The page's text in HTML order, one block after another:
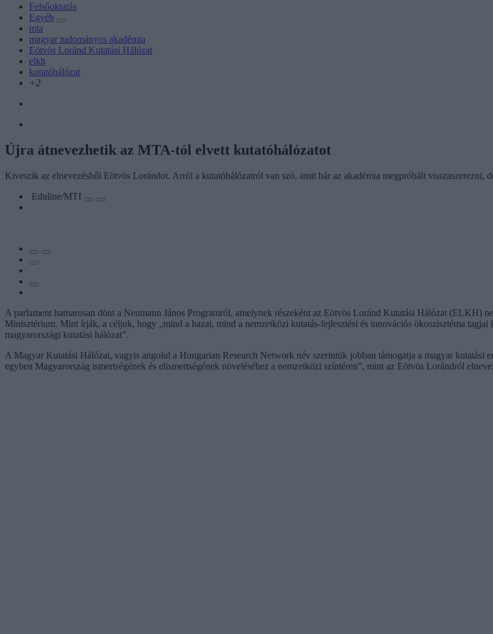
Felsőoktatás
Egyéb
mta
magyar tudományos akadémia
Eötvös Loránd Kutatási Hálózat
elkh
kutatóhálózat
+2
Újra átnevezhetik az MTA-tól elvett kutatóhálózatot
Kiveszik az elnevezésből Eötvös Lorándot. Arról a kutatóhálózatról van szó, amit bár az akadémia megpróbált visszaszerezni,
Eduline/MTI
A parlament hamarosan dönt a Neumann János Programról, amelynek részeként az Eötvös Loránd Kutatási Hálózat (ELKH)
Minisztérium. Mint írják, a céljuk, hogy „mind a hazai, mind a nemzetközi kutatás-fejlesztési és innovációs ökoszisztéma
magyarországi kutatási hálózat”.
A Magyar Kutatási Hálózat, vagyis angolul a Hungarian Research Network név szerintük jobban támogatja a magyar kutatási
egyben Magyarország ismertségének és elismertségének növeléséhez a nemzetközi színtéren”, mint az Eötvös Lorándról